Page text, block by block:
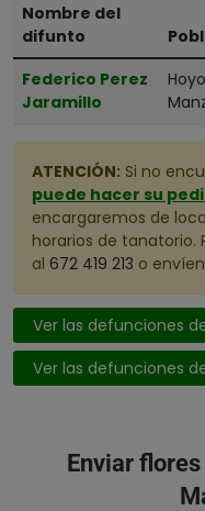
Nombre del
difunto
Federico Perez
Jaramillo
ATENCIÓN: Si no
puede hacer su
encargaremos de
horarios de tanatorio.
al 672 419 213 o
Ver las defunciones
Ver las defunciones de
Enviar